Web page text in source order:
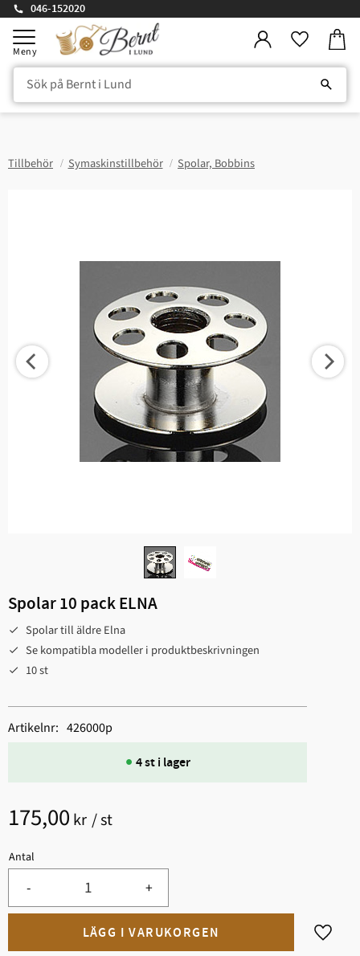
Meny
046-152020
Tillbehör Symaskinstillbehör Spolar, Bobbins
Spolar 10 pack ELNA
Spolar till äldre Elna
Se kompatibla modeller i produktbeskrivningen
10 st
175,00 kr /st
Antal
+
-
Lägg
4 st i lager
Artikelnr 426000p